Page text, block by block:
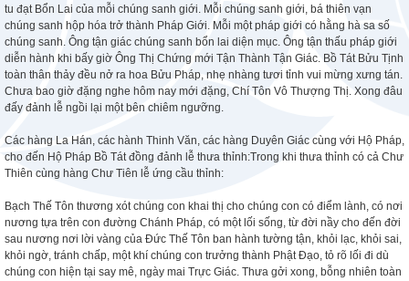
tu đạt Bổn Lai của mỗi chúng sanh giới. Mỗi chúng sanh giới, bá thiên vạn
chúng sanh hộp hóa trở thành Pháp Giới. Mỗi một pháp giới có hằng hà sa số
chúng sanh. Ông tận giác chúng sanh bổn lai diện mục. Ông tận thấu pháp giới
diễn hành khi bấy giờ Ông Thị Chứng mới Tận Thành Tận Giác. Bồ Tát Bửu Tịnh
toàn thân thảy đều nở ra hoa Bửu Pháp, nhẹ nhàng tươi tỉnh vui mừng xưng tán.
Chưa bao giờ đặng nghe hôm nay mới đặng, Chí Tôn Vô Thượng Thị. Xong đâu
đấy đảnh lễ ngồi lại một bên chiêm ngưỡng.
Các hàng La Hán, các hành Thinh Văn, các hàng Duyên Giác cùng với Hộ Pháp,
cho đến Hộ Pháp Bồ Tát đồng đảnh lễ thưa thỉnh:Trong khi thưa thỉnh có cả Chư
Thiên cùng hàng Chư Tiên lễ ứng cầu thỉnh:
Bạch Thế Tôn thương xót chúng con khai thị cho chúng con có điểm lành, có nơi
nương tựa trên con đường Chánh Pháp, có một lối sống, từ đời nầy cho đến đời
sau nương nơi lời vàng của Đức Thế Tôn ban hành tường tận, khỏi lạc, khỏi sai,
khỏi ngờ, tránh chấp, một khí chúng con trưởng thành Phật Đạo, tỏ rõ lối đi dù
chúng con hiện tại say mê, ngày mai Trực Giác. Thưa gởi xong, bỗng nhiên toàn